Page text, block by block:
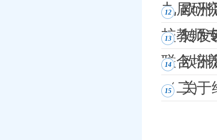
九届研
12
欧洲
校教师
13
转发
联合培
14
欧洲
（二）
15 关于